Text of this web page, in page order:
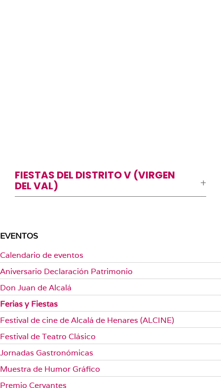
FIESTAS DEL DISTRITO V (VIRGEN
DEL VAL)
EVENTOS
Calendario de eventos
Aniversario Declaración Patrimonio
Don Juan de Alcalá
Ferias y Fiestas
Festival de cine de Alcalá de Henares (ALCINE)
Festival de Teatro Clásico
Jornadas Gastronómicas
Muestra de Humor Gráfico
Premio Cervantes